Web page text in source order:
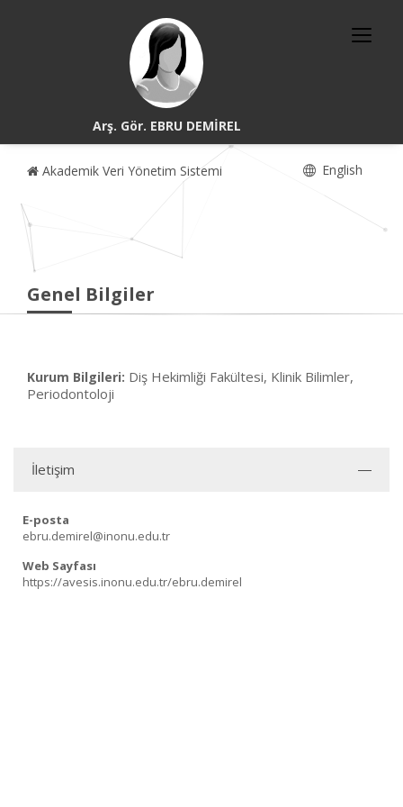
Arş. Gör. EBRU DEMİREL
Akademik Veri Yönetim Sistemi English
Genel Bilgiler
Kurum Bilgileri: Diş Hekimliği Fakültesi, Klinik Bilimler,
Periodontoloji
İletişim
E-posta
ebru.demirel@inonu.edu.tr
Web Sayfası
https://avesis.inonu.edu.tr/ebru.demirel